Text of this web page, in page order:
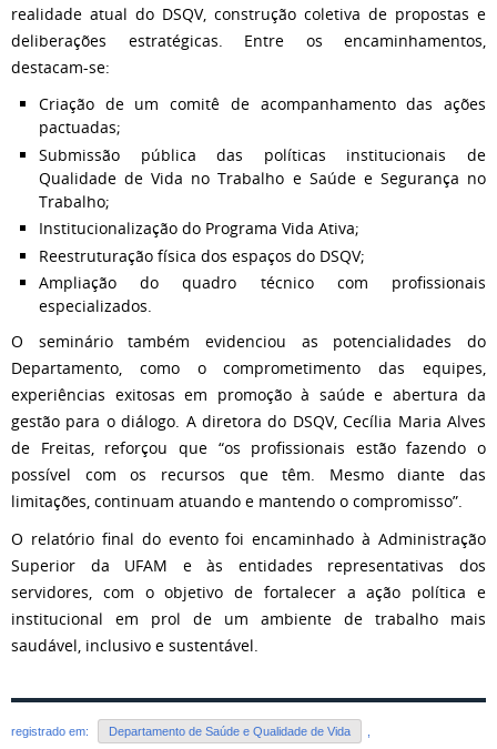
realidade atual do DSQV, construção coletiva de propostas e
deliberações estratégicas. Entre os encaminhamentos,
destacam-se:
Criação de um comitê de acompanhamento das ações
pactuadas;
Submissão pública das políticas institucionais de
Qualidade de Vida no Trabalho e Saúde e Segurança no
Trabalho;
Institucionalização do Programa Vida Ativa;
Reestruturação física dos espaços do DSQV;
Ampliação do quadro técnico com profissionais
especializados.
O seminário também evidenciou as potencialidades do
Departamento, como o comprometimento das equipes,
experiências exitosas em promoção à saúde e abertura da
gestão para o diálogo. A diretora do DSQV, Cecília Maria Alves
de Freitas, reforçou que “os profissionais estão fazendo o
possível com os recursos que têm. Mesmo diante das
limitações, continuam atuando e mantendo o compromisso”.
O relatório final do evento foi encaminhado à Administração
Superior da UFAM e às entidades representativas dos
servidores, com o objetivo de fortalecer a ação política e
institucional em prol de um ambiente de trabalho mais
saudável, inclusivo e sustentável.
registrado em: Departamento de Saúde e Qualidade de Vida